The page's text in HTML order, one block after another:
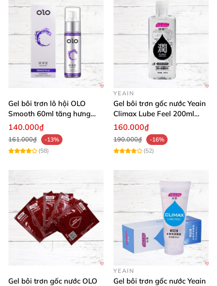
Gel bôi trơn lô hội OLO
Smooth 60ml tăng hưng
phấn, dễ chịu
140.000₫
161.000₫
-13%
(58)
YEAIN
Gel bôi trơn gốc nước Yeain
Climax Lube Feel 200ml
chất lượng
160.000₫
190.000₫
-16%
(52)
Gel bôi trơn gốc nước OLO
YEAIN
Gel bôi trơn gốc nước Yeain